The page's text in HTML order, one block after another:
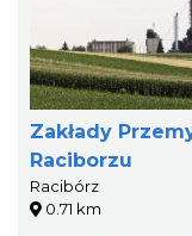
Zakłady
Raciborzu
Racibórz
0.71 km